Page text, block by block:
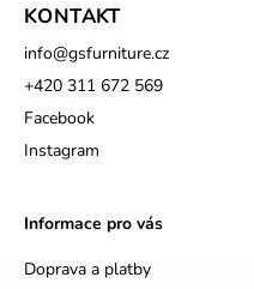
KONTAKT
info@gsfurniture.cz
+420 311 672 569
Facebook
Instagram
Informace pro vás
Doprava a platby